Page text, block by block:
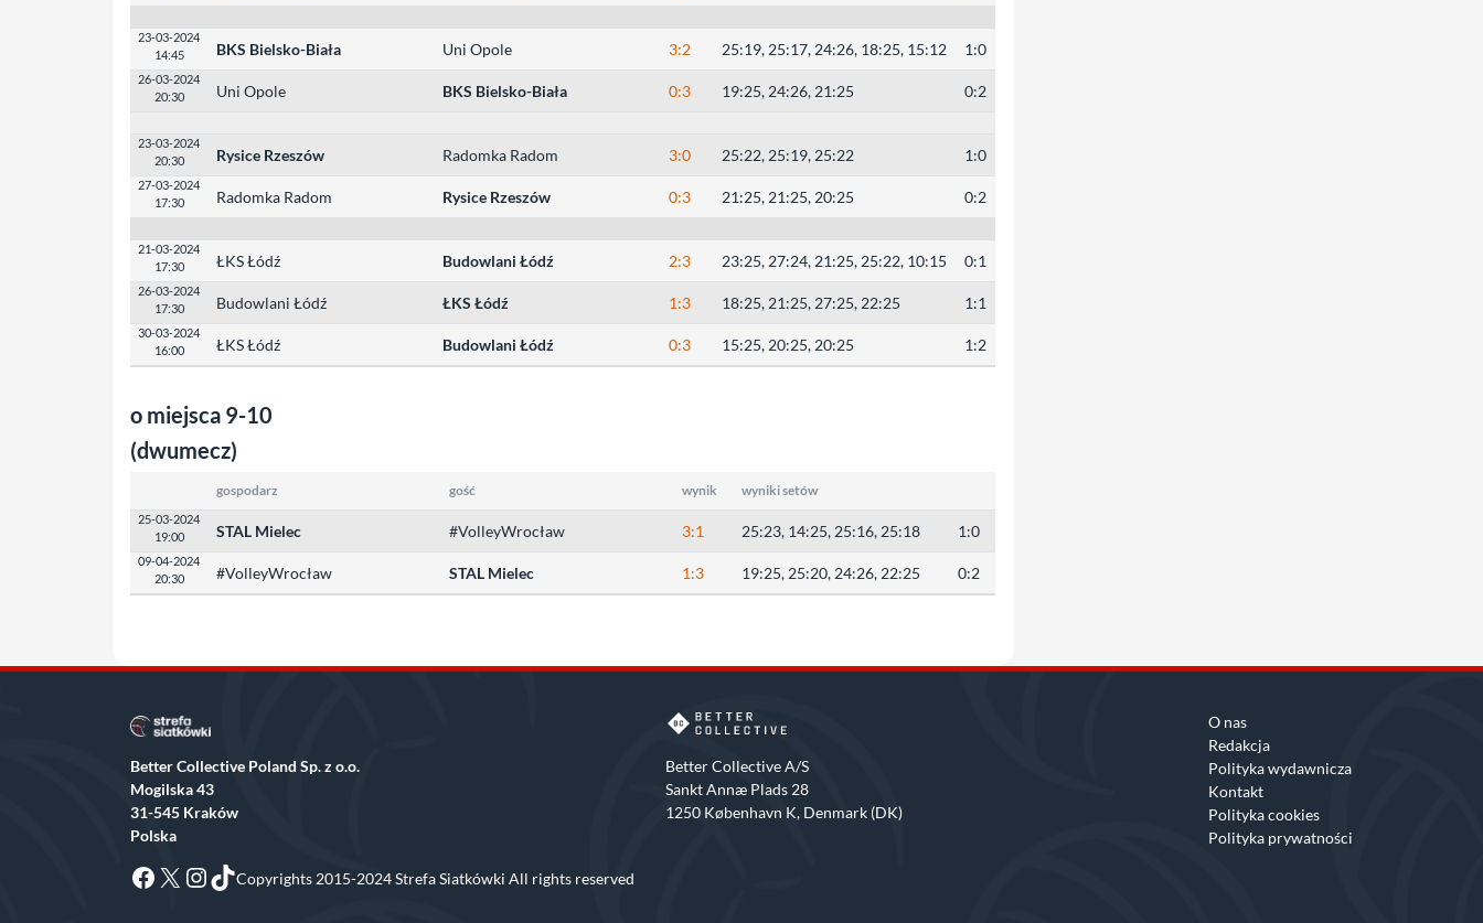
23-03-2024
14:45
BKS Bielsko-Biała Uni Opole 3:2 25:19, 25:17, 24:26, 18:25, 15:12 1:0
26-03-2024
20:30
Uni Opole BKS Bielsko-Biała 0:3 19:25, 24:26, 21:25 0:2
23-03-2024
20:30
Rysice Rzeszów Radomka Radom 3:0 25:22, 25:19, 25:22 1:0
27-03-2024
17:30
Radomka Radom Rysice Rzeszów 0:3 21:25, 21:25, 20:25 0:2
21-03-2024
17:30
ŁKS Łódź Budowlani Łódź 2:3 23:25, 27:24, 21:25, 25:22, 10:15 0:1
26-03-2024
17:30
Budowlani Łódź ŁKS Łódź 1:3 18:25, 21:25, 27:25, 22:25 1:1
30-03-2024
16:00
ŁKS Łódź Budowlani Łódź 0:3 15:25, 20:25, 20:25 1:2
o miejsca 9-10
(dwumecz)
gospodarz gość wynik wyniki setów
25-03-2024
19:00
STAL Mielec #VolleyWrocław 3:1 25:23, 14:25, 25:16, 25:18 1:0
09-04-2024
20:30
#VolleyWrocław STAL Mielec 1:3 19:25, 25:20, 24:26, 22:25 0:2
Better Collective Poland Sp. z o.o.
Mogilska 43
31-545 Kraków
Polska
Better Collective A/S
Sankt Annæ Plads 28
1250 København K, Denmark (DK)
O nas
Redakcja
Polityka wydawnicza
Kontakt
Polityka cookies
Polityka prywatności
Facebook
X Instagram
TikTok
Copyrights 2015-2024 Strefa Siatkówki All rights reserved